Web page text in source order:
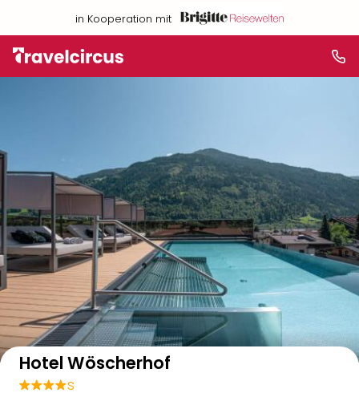
in Kooperation mit
Auf der Karte anzeigen
Hotel Wöscherhof
s